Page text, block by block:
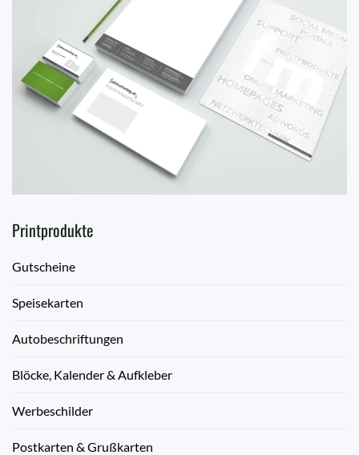
Printprodukte
Gutscheine
Speisekarten
Autobeschriftungen
Blöcke, Kalender & Aufkleber
Werbeschilder
Postkarten & Grußkarten